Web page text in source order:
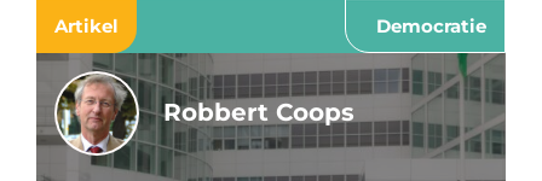
Artikel Democratie
Robbert Coops